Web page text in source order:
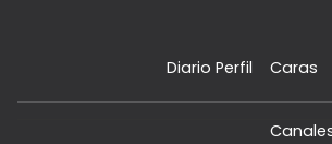
Diario Perfil Caras